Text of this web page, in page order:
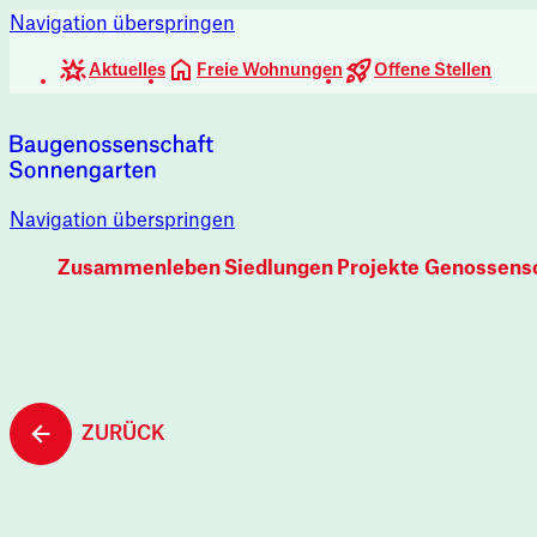
Navigation überspringen
Aktuelles Freie Wohnungen Offene Stellen
Navigation überspringen
ZusammenlebenSiedlungen Projekte
ZURÜCK